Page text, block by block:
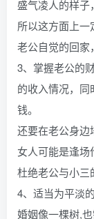
盛气凌人的样子
所以这方面上
老公自觉的回家
3、掌握老公的
的收入情况，
钱。
还要在老公身边
女人可能是逢
杜绝老公与小三
4、适当为平淡
婚姻像一棵树,